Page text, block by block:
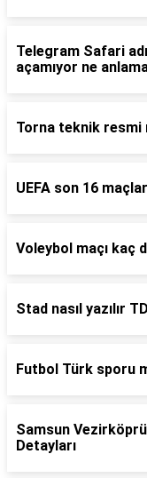
Telegram Safari
açamıyor ne
Torna teknik resmi
UEFA son 16
Voleybol maçı kaç
Stad nasıl yazılır
Futbol Türk sporu
Samsun
Detayları